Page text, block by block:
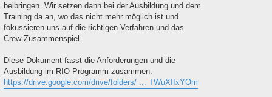
beibringen. Wir setzen dann bei der Ausbildung und dem
Training da an, wo das nicht mehr möglich ist und
fokussieren uns auf die richtigen Verfahren und das
Crew-Zusammenspiel.
Diese Dokument fasst die Anforderungen und die
Ausbildung im RIO Programm zusammen:
https://drive.google.com/drive/folders/ ... TWuXIIxYOm